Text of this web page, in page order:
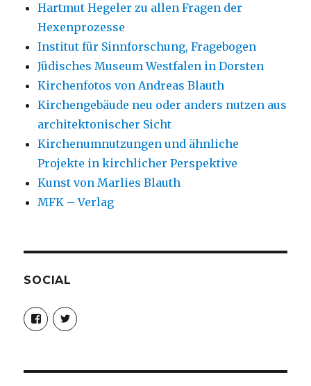
Hartmut Hegeler zu allen Fragen der
Hexenprozesse
Institut für Sinnforschung, Fragebogen
Jüdisches Museum Westfalen in Dorsten
Kirchenfotos von Andreas Blauth
Kirchengebäude neu oder anders nutzen aus
architektonischer Sicht
Kirchenumnutzungen und ähnliche
Projekte in kirchlicher Perspektive
Kunst von Marlies Blauth
MFK – Verlag
SOCIAL
Profil
von
christoph.fleischer1
anzeigen
Profil
von
anzeigen